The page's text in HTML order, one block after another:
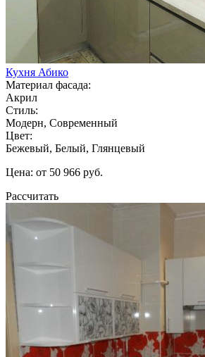
Кухня Абико
Материал фасада:
Акрил
Стиль:
Модерн, Современный
Цвет:
Бежевый, Белый, Глянцевый
Цена: от 50 966 руб.
Рассчитать